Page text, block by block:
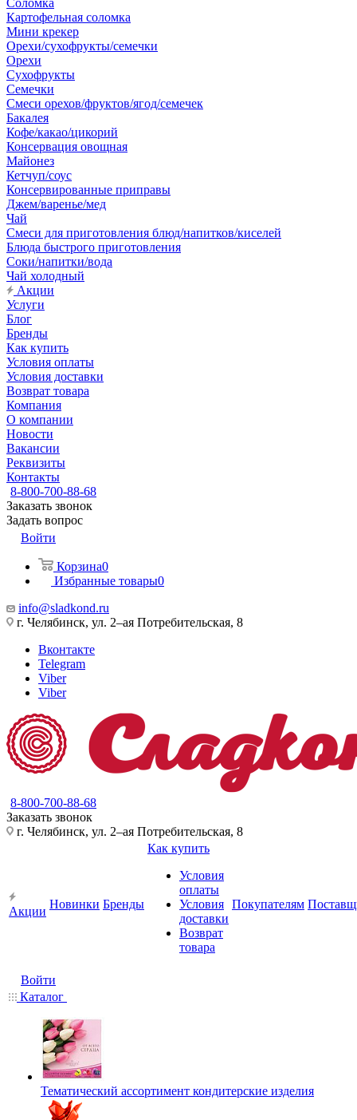
Соломка
Картофельная соломка
Мини крекер
Орехи/сухофрукты/семечки
Орехи
Сухофрукты
Семечки
Смеси орехов/фруктов/ягод/семечек
Бакалея
Кофе/какао/цикорий
Консервация овощная
Майонез
Кетчуп/соус
Консервированные приправы
Джем/варенье/мед
Чай
Смеси для приготовления блюд/напитков/киселей
Блюда быстрого приготовления
Соки/напитки/вода
Чай холодный
Акции
Услуги
Блог
Бренды
Как купить
Условия оплаты
Условия доставки
Возврат товара
Компания
О компании
Новости
Вакансии
Реквизиты
Контакты
8-800-700-88-68
Заказать звонок
Задать вопрос
Войти
Корзина0
Избранные товары0
info@sladkond.ru
г. Челябинск, ул. 2–ая Потребительская, 8
Вконтакте
Telegram
Viber
Viber
8-800-700-88-68
Заказать звонок
г. Челябинск, ул. 2–ая Потребительская, 8
Акции
Новинки Бренды
Как купить
Условия
оплаты
Условия
доставки
Возврат
товара
Покупателям
Войти
Каталог
Тематический ассортимент кондитерские изделия